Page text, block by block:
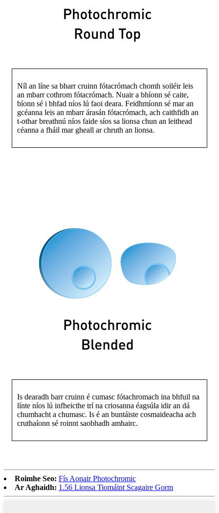
Níl an líne sa bharr cruinn fótacrómach chomh soiléir leis
an mbarr cothrom fótacrómach. Nuair a bhíonn sé caite,
bíonn sé i bhfad níos lú faoi deara. Feidhmíonn sé mar an
gcéanna leis an mbarr árasán fótacrómach, ach caithfidh an
t-othar breathnú níos faide síos sa lionsa chun an leithead
céanna a fháil mar gheall ar chruth an lionsa.
Is dearadh barr cruinn é cumasc fótachromach ina bhfuil na
línte níos lú infheicthe trí na criosanna éagsúla idir an dá
chumhacht a chumasc. Is é an buntáiste cosmaideacha ach
cruthaíonn sé roinnt saobhadh amhairc.
Roimhe Seo: Fís Aonair Photochromic
Ar Aghaidh: 1.56 Lionsa Tiomáint Scagaire Gorm